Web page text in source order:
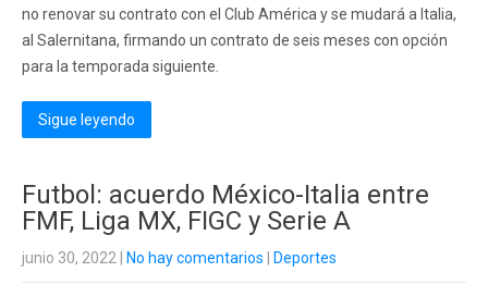
no renovar su contrato con el Club América y se mudará a Italia,
al Salernitana, firmando un contrato de seis meses con opción
para la temporada siguiente.
Sigue leyendo
Futbol: acuerdo México-Italia entre
FMF, Liga MX, FIGC y Serie A
junio 30, 2022 No hay comentarios Deportes